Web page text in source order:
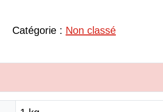
Catégorie : Non classé